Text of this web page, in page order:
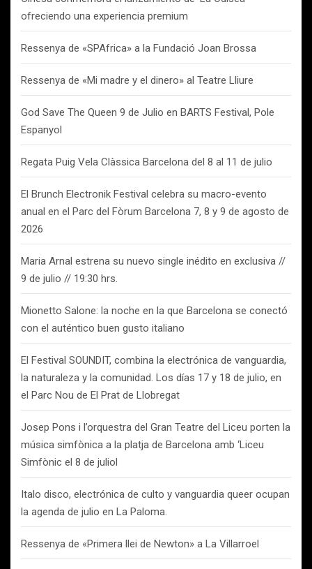
ofreciendo una experiencia premium
Ressenya de «SPAfrica» a la Fundació Joan Brossa
Ressenya de «Mi madre y el dinero» al Teatre Lliure
God Save The Queen 9 de Julio en BARTS Festival, Pole
Espanyol
Regata Puig Vela Clàssica Barcelona del 8 al 11 de julio
El Brunch Electronik Festival celebra su macro-evento
anual en el Parc del Fòrum Barcelona 7, 8 y 9 de agosto de
2026
Maria Arnal estrena su nuevo single inédito en exclusiva //
9 de julio // 19:30 hrs.
Mionetto Salone: la noche en la que Barcelona se conectó
con el auténtico buen gusto italiano
El Festival SOUNDIT, combina la electrónica de vanguardia,
la naturaleza y la comunidad. Los días 17 y 18 de julio, en
el Parc Nou de El Prat de Llobregat
Josep Pons i l’orquestra del Gran Teatre del Liceu porten la
música simfònica a la platja de Barcelona amb ‘Liceu
Simfònic el 8 de juliol
Italo disco, electrónica de culto y vanguardia queer ocupan
la agenda de julio en La Paloma.
Ressenya de «Primera llei de Newton» a La Villarroel